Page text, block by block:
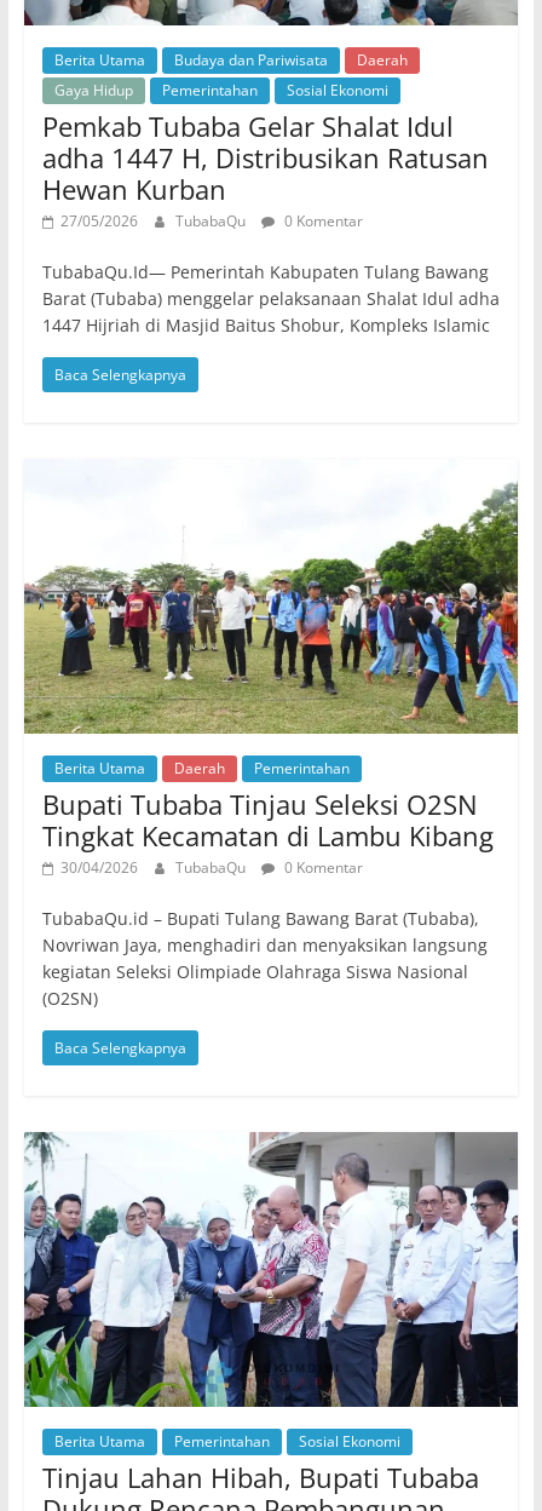
Berita Utama Budaya dan Pariwisata
Daerah
Gaya Hidup
Pemerintahan Sosial Ekonomi
Pemkab Tubaba Gelar Shalat Idul
adha 1447 H, Distribusikan Ratusan
Hewan Kurban
27/05/2026 TubabaQu 0 Komentar
TubabaQu.Id— Pemerintah Kabupaten Tulang Bawang
Barat (Tubaba) menggelar pelaksanaan Shalat Idul adha
1447 Hijriah di Masjid Baitus Shobur, Kompleks Islamic
Baca Selengkapnya
Berita Utama Daerah Pemerintahan
Bupati Tubaba Tinjau Seleksi O2SN
Tingkat Kecamatan di Lambu Kibang
30/04/2026 TubabaQu 0 Komentar
TubabaQu.id – Bupati Tulang Bawang Barat (Tubaba),
Novriwan Jaya, menghadiri dan menyaksikan langsung
kegiatan Seleksi Olimpiade Olahraga Siswa Nasional
(O2SN)
Baca Selengkapnya
Berita Utama Pemerintahan Sosial Ekonomi
Tinjau Lahan Hibah, Bupati Tubaba